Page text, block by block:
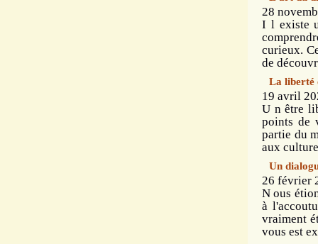
28
I l existe
curieux.
de
La liberté
19 avril
U n être
points de
partie du
aux
Un
26 février
N ous
à
vraiment
vous est